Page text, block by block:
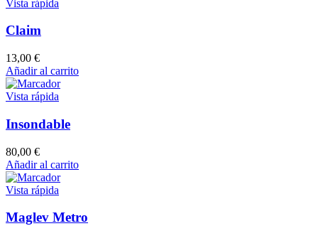
Vista rápida
Claim
13,00 €
Añadir al carrito
Vista rápida
Insondable
80,00 €
Añadir al carrito
Vista rápida
Maglev Metro